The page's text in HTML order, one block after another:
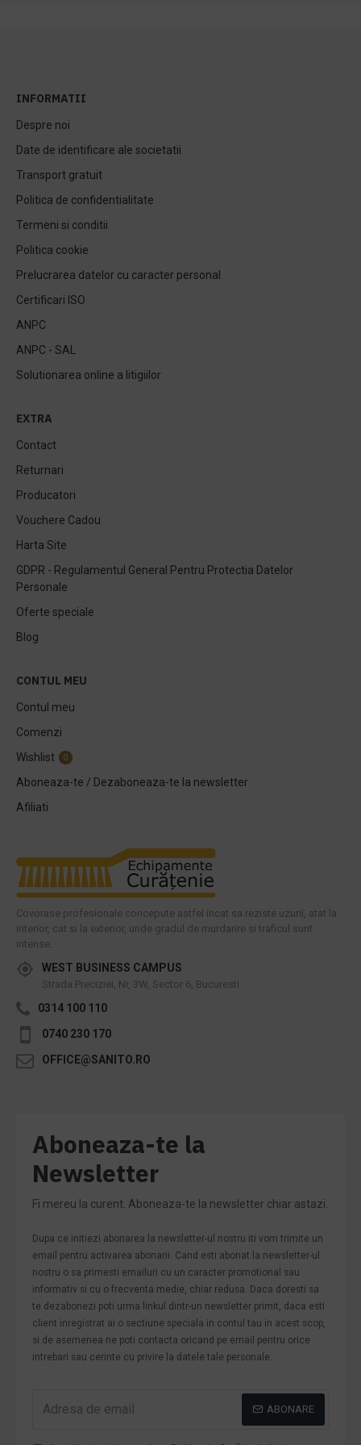
INFORMATII
Despre noi
Date de identificare ale societatii
Transport gratuit
Politica de confidentialitate
Termeni si conditii
Politica cookie
Prelucrarea datelor cu caracter personal
Certificari ISO
ANPC
ANPC - SAL
Solutionarea online a litigiilor
EXTRA
Contact
Returnari
Producatori
Vouchere Cadou
Harta Site
GDPR - Regulamentul General Pentru Protectia Datelor
Personale
Oferte speciale
Blog
CONTUL MEU
Contul meu
Comenzi
Wishlist
0
Aboneaza-te / Dezaboneaza-te la newsletter
Afiliati
Covorase profesionale concepute astfel incat sa reziste uzurii, atat la
interior, cat si la exterior, unde gradul de murdarire si traficul sunt
intense.
WEST BUSINESS CAMPUS
Strada Preciziei, Nr, 3W, Sector 6, Bucuresti
0314 100 110
0740 230 170
OFFICE@SANITO.RO
Aboneaza-te la
Newsletter
Fi mereu la curent. Aboneaza-te la newsletter chiar astazi.
Dupa ce initiezi abonarea la newsletter-ul nostru iti vom trimite un
email pentru activarea abonarii. Cand esti abonat la newsletter-ul
nostru o sa primesti emailuri cu un caracter promotional sau
informativ si cu o frecventa medie, chiar redusa. Daca doresti sa
te dezabonezi poti urma linkul dintr-un newsletter primit, daca esti
client inregistrat ai o sectiune speciala in contul tau in acest scop,
si de asemenea ne poti contacta oricand pe email pentru orice
intrebari sau cerinte cu privire la datele tale personale.
ABONARE